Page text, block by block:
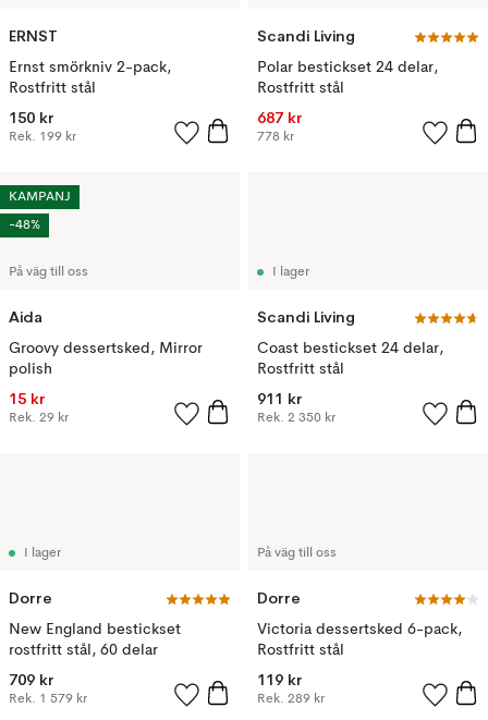
ERNST
Ernst smörkniv 2-pack,
Rostfritt stål
150 kr
Rek. 199 kr
Scandi Living
Polar bestickset 24 delar,
Rostfritt stål
687 kr
778 kr
På väg till oss
Aida
Groovy dessertsked, Mirror
polish
15 kr
Rek. 29 kr
KAMPANJ
-48%
I lager
Scandi Living
Coast bestickset 24 delar,
Rostfritt stål
911 kr
Rek. 2 350 kr
I lager
Dorre
New England bestickset
rostfritt stål, 60 delar
709 kr
Rek. 1 579 kr
På väg till oss
Dorre
Victoria dessertsked 6-pack,
Rostfritt stål
119 kr
Rek. 289 kr